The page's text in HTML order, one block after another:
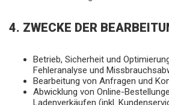
4. ZWECKE DER
Betrieb, Sicherheit und
Fehleranalyse und
Bearbeitung von Anfragen und
Abwicklung von Online-
Ladenverkäufen (inkl.